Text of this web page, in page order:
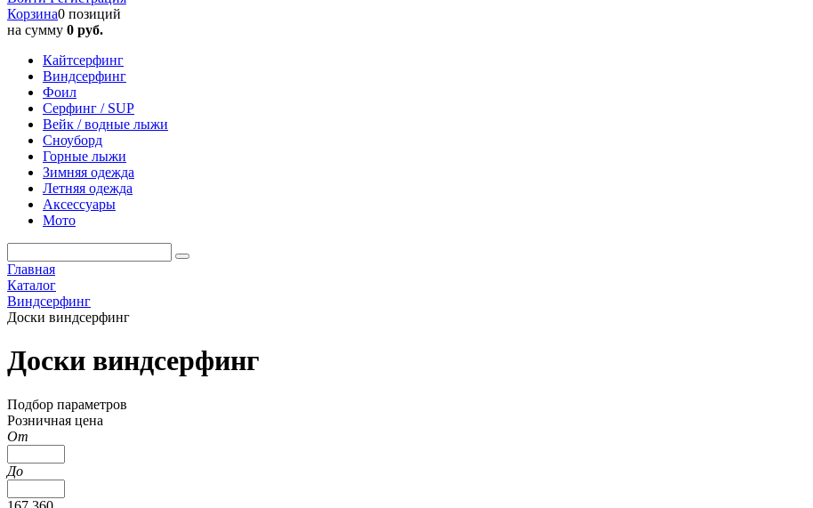
Корзина0 позиций
на сумму 0 руб.
Кайтсерфинг
Виндсерфинг
Фоил
Серфинг / SUP
Вейк / водные лыжи
Сноуборд
Горные лыжи
Зимняя одежда
Летняя одежда
Аксессуары
Мото
Главная
Каталог
Виндсерфинг
Доски виндсерфинг
Доски виндсерфинг
Подбор параметров
Розничная цена
От
До